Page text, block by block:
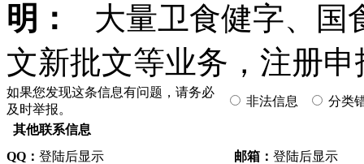
明：
大量卫食健字、国
文新批文等业务，注册
如果您发现这条信息有问题，请务必
及时举报。
非法信息 分类
其他联系信息
QQ： 登陆后显示 邮箱： 登陆后显示